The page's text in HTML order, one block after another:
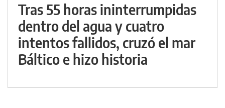
Tras 55 horas ininterrumpidas
dentro del agua y cuatro
intentos fallidos, cruzó el mar
Báltico e hizo historia